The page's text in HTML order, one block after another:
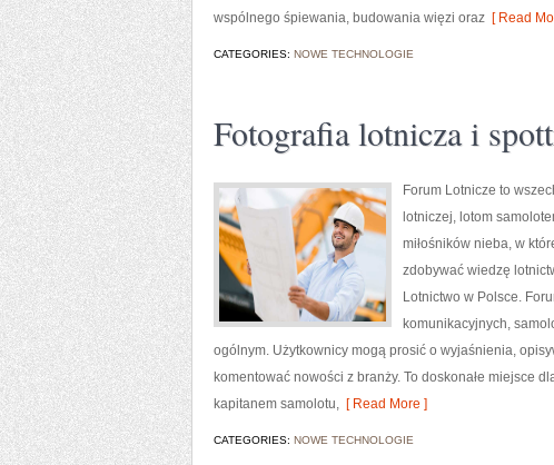
wspólnego śpiewania, budowania więzi oraz [ Read
CATEGORIES: NOWE TECHNOLOGIE
Fotografia lotnicza i
Forum Lotnicze to
lotniczej, lotom
miłośników nieba, w
zdobywać wiedzę
Lotnictwo w Polsce.
komunikacyjnych,
ogólnym. Użytkownicy mogą prosić o wyjaśnienia,
komentować nowości z branży. To doskonałe miejsce
kapitanem samolotu, [ Read More ]
CATEGORIES: NOWE TECHNOLOGIE